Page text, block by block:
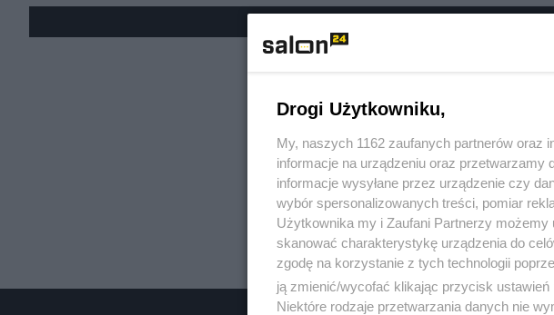
Drogi Użytkowniku,
My, naszych 1162 zaufanych partnerów oraz
informacje na urządzeniu oraz przetwarzamy
informacje wysyłane przez urządzenie czy
wybór spersonalizowanych treści, pomiar
Użytkownika my i Zaufani Partnerzy
skanować charakterystykę urządzenia do
zgodę na korzystanie z tych technologii
ją zmienić/wycofać klikając przycisk
Niektóre rodzaje przetwarzania danych nie